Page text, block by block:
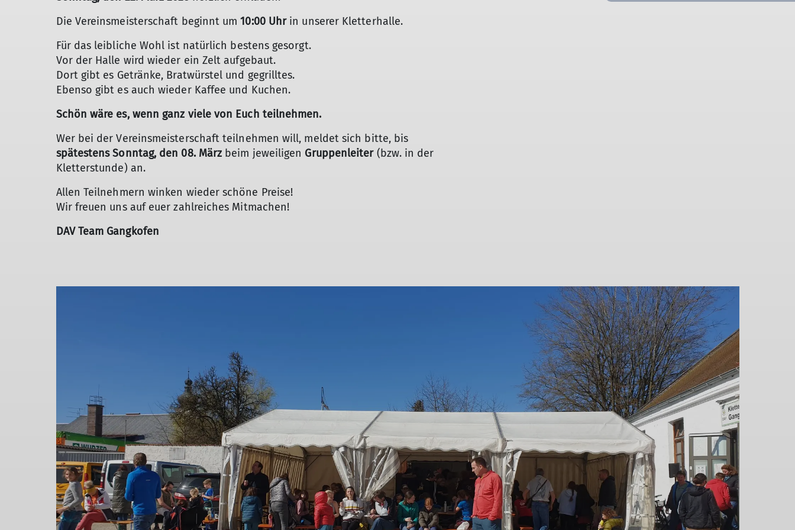
Die Vereinsmeisterschaft beginnt um10:00 Uhrin unserer Kletterhalle.
Für das leibliche Wohl ist natürlich bestens gesorgt.
Vor der Halle wird wieder ein Zelt aufgebaut.
Dort gibt es Getränke, Bratwürstel und gegrilltes.
Ebenso gibt es auch wieder Kaffee und Kuchen.
Schön wäre es, wenn ganz viele von Euch teilnehmen.
Wer bei der Vereinsmeisterschaft teilnehmen will, meldet sich bitte, bis
spätestens Sonntag, den 08. März beim jeweiligen Gruppenleiter (bzw. in der
Kletterstunde) an.
Allen Teilnehmern winken wieder schöne Preise!
Wir freuen uns auf euer zahlreiches Mitmachen!
DAV Team Gangkofen